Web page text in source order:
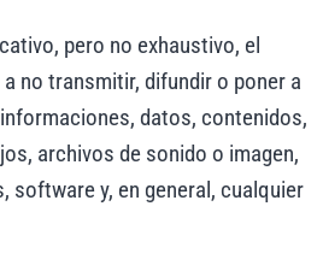
pero no exhaustivo, el
no transmitir, difundir o poner a
datos, contenidos,
archivos de sonido o imagen,
software y, en general, cualquier